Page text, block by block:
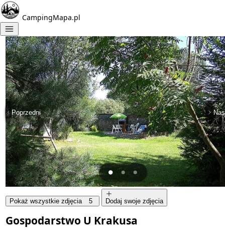
CampingMapa.pl
Poprzedni
Pokaż wszystkie zdjęcia 5 Dodaj swoje zdjęcia
Gospodarstwo U Krakusa